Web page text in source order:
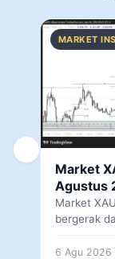
MARKET
Market
Agustus
Zona
Market
bergerak
area
6 Agu 2026